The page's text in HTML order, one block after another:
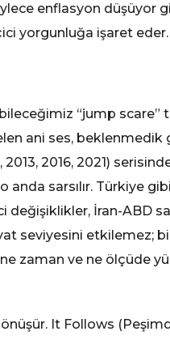
enflasyon düşüyor
yorgunluğa işaret eder.
“jump scare”
ani ses, beklenmedik
2013, 2016, 2021)
anda sarsılır. Türkiye
değişiklikler, İran-ABD
seviyesini etkilemez;
zaman ve ne ölçüde
It Follows